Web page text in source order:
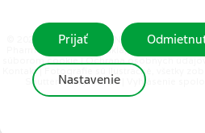
© 2026 MEDICAL TRIBUNE CZ, s.r.o. |
Pharmaceuticals Slovakia, s.r.o.
Hlásenie
súborom cookie|Ochrana osobných údajov
Kontakt| Fotografie sú ilustračné, všetky
Shutterstock, iStock. |
Vyhlásenie
Prijať
Nastavenie